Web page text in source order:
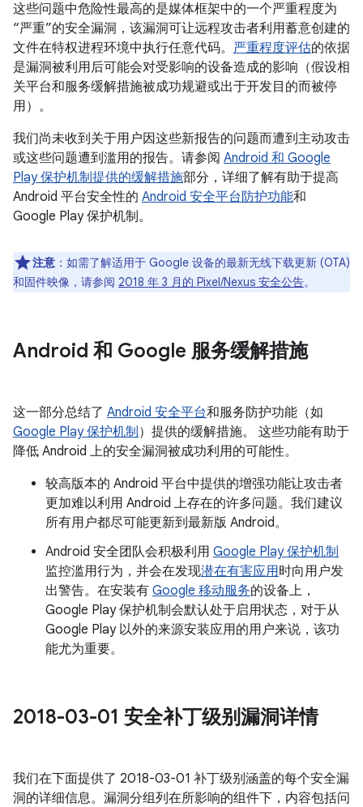
这些问题中危险性最高的是媒体框架中的一个严重程度为
“严重”的安全漏洞，该漏洞可让远程攻击者利用蓄意创建的
文件在特权进程环境中执行任意代码。 严重程度评估的依据
是漏洞被利用后可能会对受影响的设备造成的影响（假设相
关平台和服务缓解措施被成功规避或出于开发目的而被停
用）。
我们尚未收到关于用户因这些新报告的问题而遭到主动攻击
或这些问题遭到滥用的报告。请参阅 Android 和 Google
Play 保护机制提供的缓解措施部分，详细了解有助于提高
Android 平台安全性的 Android 安全平台防护功能和
Google Play 保护机制。
注意 ：如需了解适用于 Google 设备的最新无线下载更新 (OTA)
和固件映像，请参阅 2018 年 3 月的 Pixel/Nexus 安全公告。
Android 和 Google 服务缓解措施
这一部分总结了 Android 安全平台和服务防护功能（如
Google Play 保护机制 ）提供的缓解措施。 这些功能有助于
降低 Android 上的安全漏洞被成功利用的可能性。
较高版本的 Android 平台中提供的增强功能让攻击者
更加难以利用 Android 上存在的许多问题。我们建议
所有用户都尽可能更新到最新版 Android。
Android 安全团队会积极利用 Google Play 保护机制
监控滥用行为，并会在发现潜在有害应用时向用户发
出警告。在安装有 Google 移动服务的设备上，
Google Play 保护机制会默认处于启用状态，对于从
Google Play 以外的来源安装应用的用户来说，该功
能尤为重要。
2018-03-01 安全补丁级别漏洞详情
我们在下面提供了 2018-03-01 补丁级别涵盖的每个安全漏
洞的详细信息。漏洞分组列在所影响的组件下，内容包括问